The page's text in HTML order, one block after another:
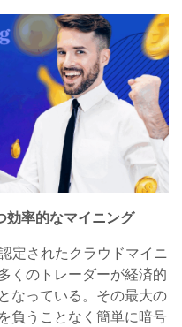
効率的なマイニング
定されたクラウドマイニ
くのトレーダーが経済的
なっている。その最大の
負うことなく簡単に暗号